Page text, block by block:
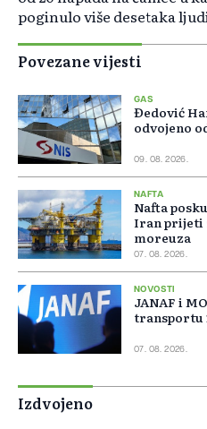
poginulo više desetaka
Povezane vijesti
GAS
Đedović
odvojeno
09. 08. 2026.
NAFTA
Nafta
Iran prijeti
moreuza
07. 08. 2026.
NOVOSTI
JANAF i
transportu
07. 08. 2026.
Izdvojeno